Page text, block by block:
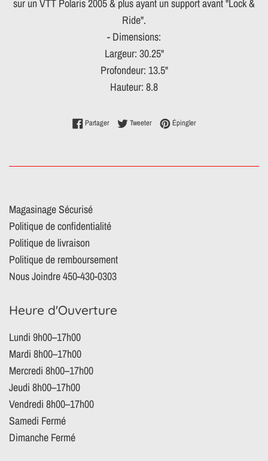
sur un VTT Polaris 2005 & plus ayant un support avant "Lock &
Ride".
- Dimensions:
Largeur: 30.25"
Profondeur: 13.5"
Hauteur: 8.8
PartagerPartager sur Facebook
TweeterTweeter sur Twitter
ÉpinglerÉpingler sur Pinterest
Magasinage Sécurisé
Politique de confidentialité
Politique de livraison
Politique de remboursement
Nous Joindre 450-430-0303
Heure d'Ouverture
Lundi 9h00–17h00
Mardi 8h00–17h00
Mercredi 8h00–17h00
Jeudi 8h00–17h00
Vendredi 8h00–17h00
Samedi Fermé
Dimanche Fermé